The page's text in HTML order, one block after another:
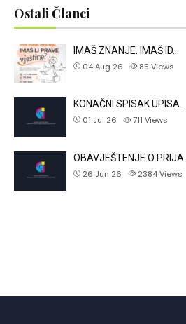
Ostali Članci
IMAŠ ZNANJE. IMAŠ ID…
04 Aug 26
85 Views
KONAČNI SPISAK UPISA…
01 Jul 26
711 Views
OBAVJEŠTENJE O PRIJA…
26 Jun 26
2384Views